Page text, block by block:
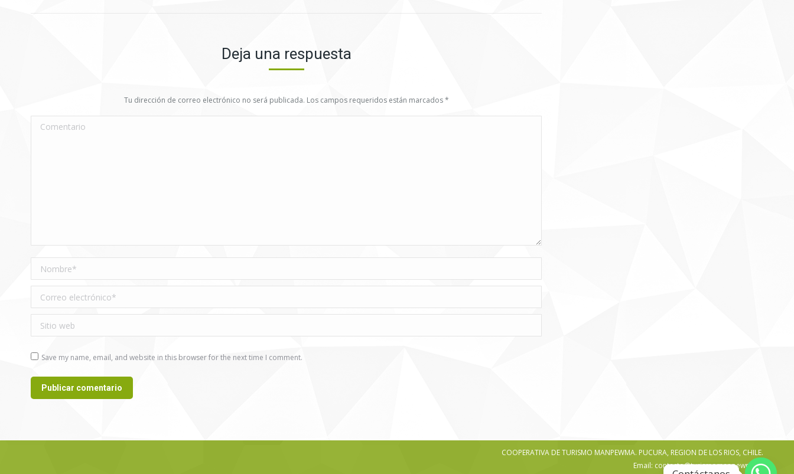
Deja una respuesta
Tu dirección de correo electrónico no será publicada. Los campos requeridos están marcados*
Comentario
Nombre *
Correo electrónico *
Sitio web
Save my name, email, and website in this browser for the next time I comment.
Publicar comentario
COOPERATIVA DE TURISMO MANPEWMA. PUCURA, REGION DE LOS RIOS, CHILE.
Email: contacto@turismomanpewma.cl